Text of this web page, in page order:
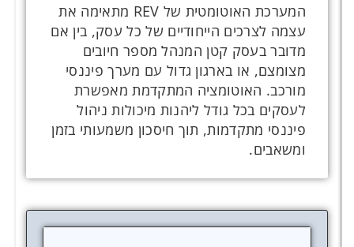
המערכת האוטומטית של REV מתאימה את
עצמה לצרכים הייחודיים של כל עסק, בין אם
מדובר בעסק קטן המנהל מספר חיובים
מצומצם, או בארגון גדול עם מערך פיננסי
מורכב. האוטומציה המתקדמת מאפשרת
לעסקים בכל גודל ליהנות מיכולות ניהול
פיננסי מתקדמות, תוך חיסכון משמעותי בזמן
ומשאבים.